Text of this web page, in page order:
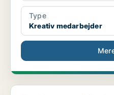
Type
Kreativ medarbejder
Studentermedhjælper til